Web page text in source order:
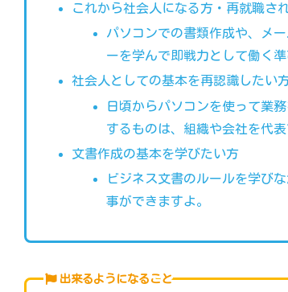
これから社会人になる方・再就職さ
パソコンでの書類作成や、メ
ーを学んで即戦力として働く
社会人としての基本を再認識したい
日頃からパソコンを使って業
するものは、組織や会社を代
文書作成の基本を学びたい方
ビジネス文書のルールを学び
事ができますよ。
出来るようになること